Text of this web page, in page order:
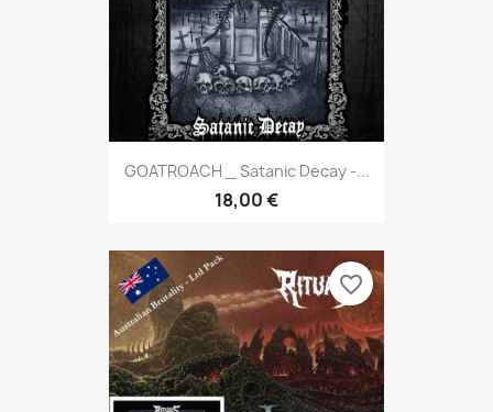
GOATROACH _ Satanic Decay -...
18,00 €
favorite_border